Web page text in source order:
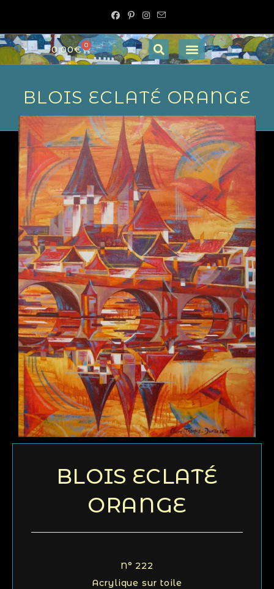
0,00€ 0
BLOIS ECLATÉ ORANGE
BLOIS ECLATÉ
ORANGE
N° 222
Acrylique sur toile